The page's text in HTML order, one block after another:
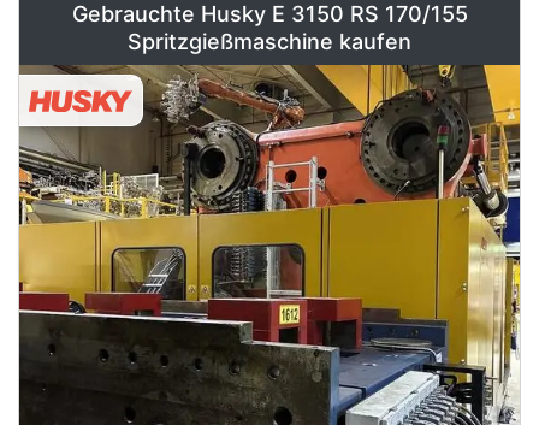
Gebrauchte Husky E 3150 RS 170/155
Spritzgießmaschine kaufen